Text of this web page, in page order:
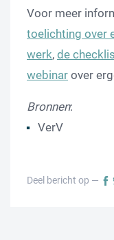
Voor meer
toelichting over
werk, de
webinar over
Bronnen:
VerV
Deel bericht op —